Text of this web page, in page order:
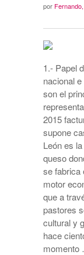
por
1.- Papel
nacional
son el
2015
supone
León es
queso
se fabrica
motor
que a
pastores
cultural y
hace
momento